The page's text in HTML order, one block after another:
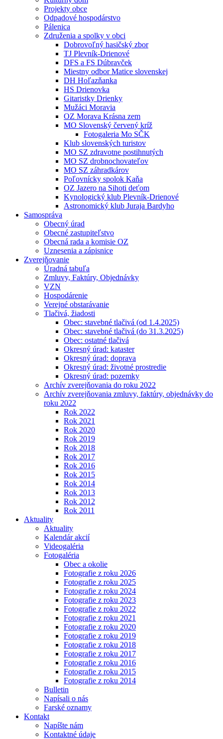
Projekty obce
Odpadové hospodárstvo
Pálenica
Združenia a spolky v obci
Dobrovoľný hasičský zbor
TJ Plevník-Drienové
DFS a FS Dúbravček
Miestny odbor Matice slovenskej
DH Hoľazňanka
HS Drienovka
Gitaristky Drienky
Mužáci Moravia
OZ Morava Krásna zem
MO Slovenský červený kríž
Fotogaleria Mo SČK
Klub slovenských turistov
MO SZ zdravotne postihnutých
MO SZ drobnochovateľov
MO SZ záhradkárov
Poľovnícky spolok Kaňa
OZ Jazero na Sihoti deťom
Kynologický klub Plevník-Drienové
Astronomický klub Juraja Bardyho
Samospráva
Obecný úrad
Obecné zastupiteľstvo
Obecná rada a komisie OZ
Uznesenia a zápisnice
Zverejňovanie
Úradná tabuľa
Zmluvy, Faktúry, Objednávky
VZN
Hospodárenie
Verejné obstarávanie
Tlačivá, žiadosti
Obec: stavebné tlačivá (od 1.4.2025)
Obec: stavebné tlačivá (do 31.3.2025)
Obec: ostatné tlačivá
Okresný úrad: kataster
Okresný úrad: doprava
Okresný úrad: životné prostredie
Okresný úrad: pozemky
Archív zverejňovania do roku 2022
Archív zverejňovania zmluvy, faktúry, objednávky do
roku 2022
Rok 2022
Rok 2021
Rok 2020
Rok 2019
Rok 2018
Rok 2017
Rok 2016
Rok 2015
Rok 2014
Rok 2013
Rok 2012
Rok 2011
Aktuality
Aktuality
Kalendár akcií
Videogaléria
Fotogaléria
Obec a okolie
Fotografie z roku 2026
Fotografie z roku 2025
Fotografie z roku 2024
Fotografie z roku 2023
Fotografie z roku 2022
Fotografie z roku 2021
Fotografie z roku 2020
Fotografie z roku 2019
Fotografie z roku 2018
Fotografie z roku 2017
Fotografie z roku 2016
Fotografie z roku 2015
Fotografie z roku 2014
Bulletin
Napísali o nás
Farské oznamy
Kontakt
Napíšte nám
Kontaktné údaje